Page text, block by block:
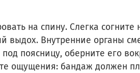
на спину. Слегка
выдох. Внутренние органы
поясницу, оберните его
ощущения: бандаж должен